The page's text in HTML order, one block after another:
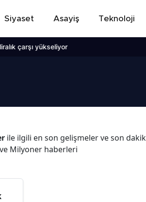
Siyaset Asayiş Teknoloji
ile ilgili en son gelişmeler ve son
Milyoner haberleri